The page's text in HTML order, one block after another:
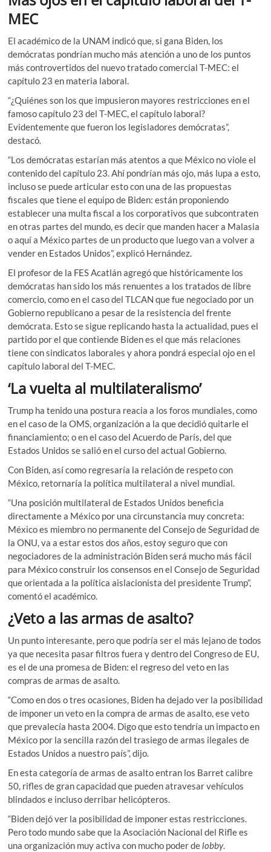
MEC
El académico de la UNAM indicó que, si gana Biden, los
demócratas pondrían mucho más atención a uno de los puntos
más controvertidos del nuevo tratado comercial T-MEC: el
capítulo 23 en materia laboral.
“¿Quiénes son los que impusieron mayores restricciones en el
famoso capítulo 23 del T-MEC, el capítulo laboral?
Evidentemente que fueron los legisladores demócratas”,
destacó.
“Los demócratas estarían más atentos a que México no viole el
contenido del capítulo 23. Ahí pondrían más ojo, más lupa a esto,
incluso se puede articular esto con una de las propuestas
fiscales que tiene el equipo de Biden: están proponiendo
establecer una multa fiscal a los corporativos que subcontraten
en otras partes del mundo, es decir que manden hacer a Malasia
o aquí a México partes de un producto que luego van a volver a
vender en Estados Unidos”, explicó Hernández.
El profesor de la FES Acatlán agregó que históricamente los
demócratas han sido los más renuentes a los tratados de libre
comercio, como en el caso del TLCAN que fue negociado por un
Gobierno republicano a pesar de la resistencia del frente
demócrata. Esto se sigue replicando hasta la actualidad, pues el
partido por el que contiende Biden es el que más relaciones
tiene con sindicatos laborales y ahora pondrá especial ojo en el
capítulo laboral del T-MEC.
‘La vuelta al multilateralismo’
Trump ha tenido una postura reacia a los foros mundiales, como
en el caso de la OMS, organización a la que decidió quitarle el
financiamiento; o en el caso del Acuerdo de París, del que
Estados Unidos se salió en el curso del actual Gobierno.
Con Biden, así como regresaría la relación de respeto con
México, retornaría la política multilateral a nivel mundial.
“Una posición multilateral de Estados Unidos beneficia
directamente a México por una circunstancia muy concreta:
México es miembro no permanente del Consejo de Seguridad de
la ONU, va a estar estos dos años, estoy seguro que con
negociadores de la administración Biden será mucho más fácil
para México construir los consensos en el Consejo de Seguridad
que orientada a la política aislacionista del presidente Trump”,
comentó el académico.
¿Veto a las armas de asalto?
Un punto interesante, pero que podría ser el más lejano de todos
ya que necesita pasar filtros fuera y dentro del Congreso de EU,
es el de una promesa de Biden: el regreso del veto en las
compras de armas de asalto.
“Como en dos o tres ocasiones, Biden ha dejado ver la posibilidad
de imponer un veto en la compra de armas de asalto, ese veto
que prevalecía hasta 2004. Digo que esto tendría un impacto en
México por la sencilla razón del trasiego de armas ilegales de
Estados Unidos a nuestro país”, dijo.
En esta categoría de armas de asalto entran los Barret calibre
50, rifles de gran capacidad que pueden atravesar vehículos
blindados e incluso derribar helicópteros.
“Biden dejó ver la posibilidad de imponer estas restricciones.
Pero todo mundo sabe que la Asociación Nacional del Rifle es
una organización muy activa con mucho poder delobby.